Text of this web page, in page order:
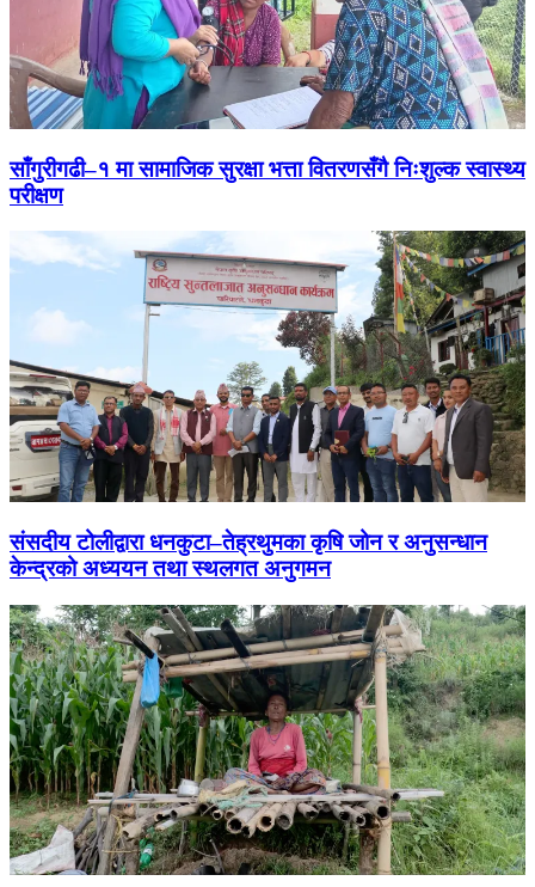
साँगुरीगढी–१ मा सामाजिक सुरक्षा भत्ता वितरणसँगै निःशुल्क स्वास्थ्य
परीक्षण
संसदीय टोलीद्वारा धनकुटा–तेह्रथुमका कृषि जोन र अनुसन्धान
केन्द्रको अध्ययन तथा स्थलगत अनुगमन